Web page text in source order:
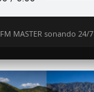
FM MASTER sonando 24/7